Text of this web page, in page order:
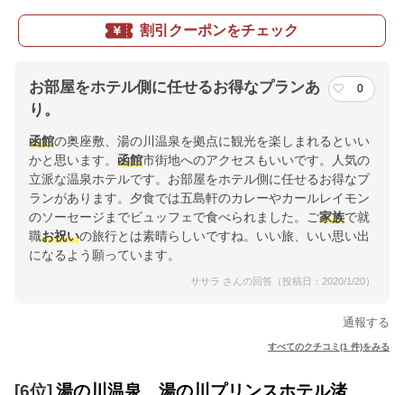
割引クーポンをチェック
お部屋をホテル側に任せるお得なプランあ
り。
0
函館の奥座敷、湯の川温泉を拠点に観光を楽しまれるといい
かと思います。 函館市街地へのアクセスもいいです。人気の
立派な温泉ホテルです。お部屋をホテル側に任せるお得なプ
ランがあります。夕食では五島軒のカレーやカールレイモン
のソーセージまでビュッフェで食べられました。ご家族で就
職お祝いの旅行とは素晴らしいですね。いい旅、いい思い出
になるよう願っています。
ササラ さんの回答（投稿日：2020/1/20）
通報する
すべてのクチコミ(1 件)をみる
[6位] 湯の川温泉 湯の川プリンスホテル渚